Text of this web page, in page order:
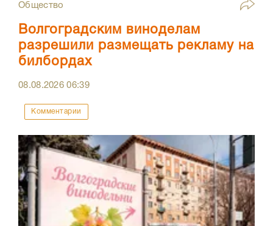
Общество
Волгоградским виноделам
разрешили размещать рекламу на
билбордах
08.08.202606:39
Комментарии